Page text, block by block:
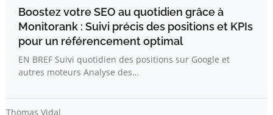
Boostez votre SEO au quotidien grâce à
Monitorank : Suivi précis des positions et KPIs
pour un référencement optimal
EN BREF Suivi quotidien des positions sur Google et
autres moteurs Analyse des…
Thomas Vidal